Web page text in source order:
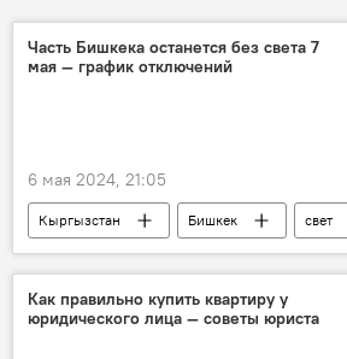
Часть Бишкека останется без света 7
мая — график отключений
6 мая 2024, 21:05
Кыргызстан Бишкек
свет
отключение
график
Как правильно купить квартиру у
юридического лица — советы юриста